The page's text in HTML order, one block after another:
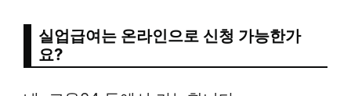
실업급여는 온라인으로 신청 가능한가
요?